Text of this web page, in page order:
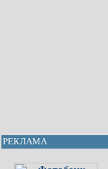
РЕКЛАМА